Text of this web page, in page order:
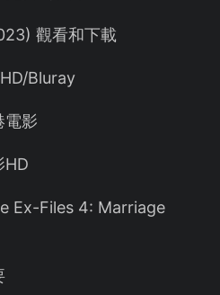
觀看和下載
Bluray
電影
HD
Ex-Files 4: Marriage